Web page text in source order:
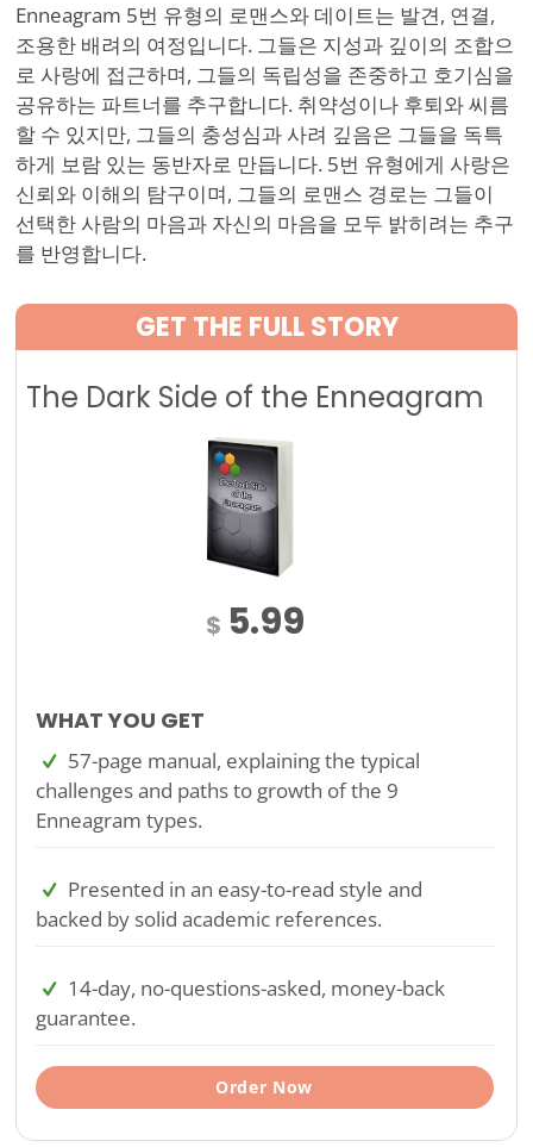
Enneagram 5번 유형의 로맨스와 데이트는 발견, 연결,
조용한 배려의 여정입니다. 그들은 지성과 깊이의 조합으
로 사랑에 접근하며, 그들의 독립성을 존중하고 호기심을
공유하는 파트너를 추구합니다. 취약성이나 후퇴와 씨름
할 수 있지만, 그들의 충성심과 사려 깊음은 그들을 독특
하게 보람 있는 동반자로 만듭니다. 5번 유형에게 사랑은
신뢰와 이해의 탐구이며, 그들의 로맨스 경로는 그들이
선택한 사람의 마음과 자신의 마음을 모두 밝히려는 추구
를 반영합니다.
GET THE FULL STORY
The Dark Side of the Enneagram
$ 5.99
WHAT YOU GET
57-page manual, explaining the typical
challenges and paths to growth of the 9
Enneagram types.
Presented in an easy-to-read style and
backed by solid academic references.
14-day, no-questions-asked, money-back
guarantee.
Order Now